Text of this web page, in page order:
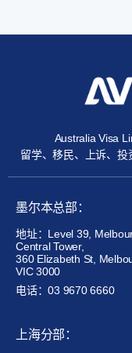
Australia Visa
留学、移民、上诉、投
墨尔本总部：
地址：Level 39,
Central Tower,
360 Elizabeth St,
VIC 3000
电话：03 9670 6660
上海分部：